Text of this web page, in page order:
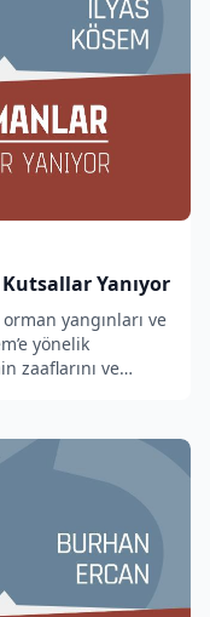
Yanıyor
orman yangınları ve
yönelik
zaaflarını ve